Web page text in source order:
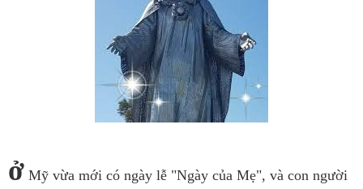
ở Mỹ vừa mới có ngày lễ "Ngày của Mẹ", và con người